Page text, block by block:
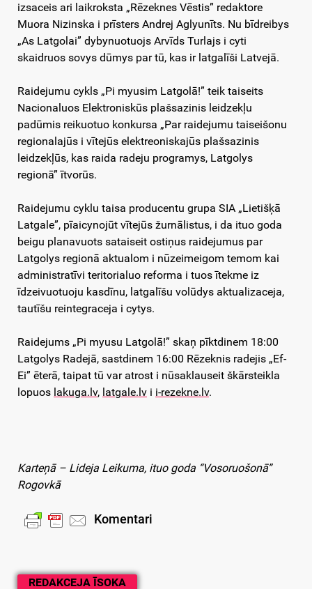
REDAKCEJA ĪSOKA
izsaceis ari laikroksta „Rēzeknes Vēstis” redaktore
Muora Nizinska i prīsters Andrej Aglyunīts. Nu bīdreibys
„As Latgolai” dybynuotuojs Arvīds Turlajs i cyti
skaidruos sovys dūmys par tū, kas ir latgalīši Latvejā.
Raidejumu cykls „Pi myusim Latgolā!” teik taiseits
Nacionaluos Elektroniskūs plašsazinis leidzekļu
padūmis reikuotuo konkursa „Par raidejumu taiseišonu
regionalajūs i vītejūs elektreoniskajūs plašsazinis
leidzekļūs, kas raida radeju programys, Latgolys
regionā” ītvorūs.
Raidejumu cyklu taisa producentu grupa SIA „Lietišķā
Latgale”, pīaicynojūt vītejūs žurnālistus, i da ituo goda
beigu planavuots sataiseit ostiņus raidejumus par
Latgolys regionā aktualom i nūzeimeigom temom kai
administratīvi teritorialuo reforma i tuos ītekme iz
īdzeivuotuoju kasdīnu, latgalīšu volūdys aktualizaceja,
tautīšu reintegraceja i cytys.
Raidejums „Pi myusu Latgolā!” skaņ pīktdinem 18:00
Latgolys Radejā, sastdinem 16:00 Rēzeknis radejis „Ef-
Ei” ēterā, taipat tū var atrost i nūsaklauseit škārsteikla
lopuos lakuga.lv, latgale.lv i i-rezekne.lv.
Karteņā – Lideja Leikuma, ituo goda “Vosoruošonā”
Rogovkā
Komentari